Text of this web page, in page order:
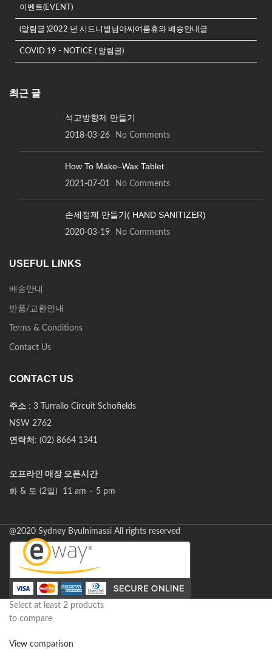
이벤트(EVENT)
(알림글 )2022 년 시드니별님아씨여름휴와 배송안내글
COVID 19 - NOTICE ( 알림글)
최근 글
석고방향제 만들기
2018-03-26 No Comments
How To Make–Wax Tablet
2021-07-01 No Comments
손세정제 만들기( HAND SANITIZER)
2020-03-19 No Comments
USEFUL LINKS
배송안내
반품/교환안내
Terms & Conditions
Contact Us
CONTACT US
주소 : 3 Turrallo Circuit Schofields
NSW 2762
연락처 : (02) 8664 1341
오프라인 매장 오픈시간
화 & 토 (2일) 11 am – 5 pm
@2020 Sydney Byulnimassi All rights reserved
Select at least 2 products
to compare
View comparison